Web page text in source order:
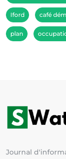
Iford café
plan
Journal